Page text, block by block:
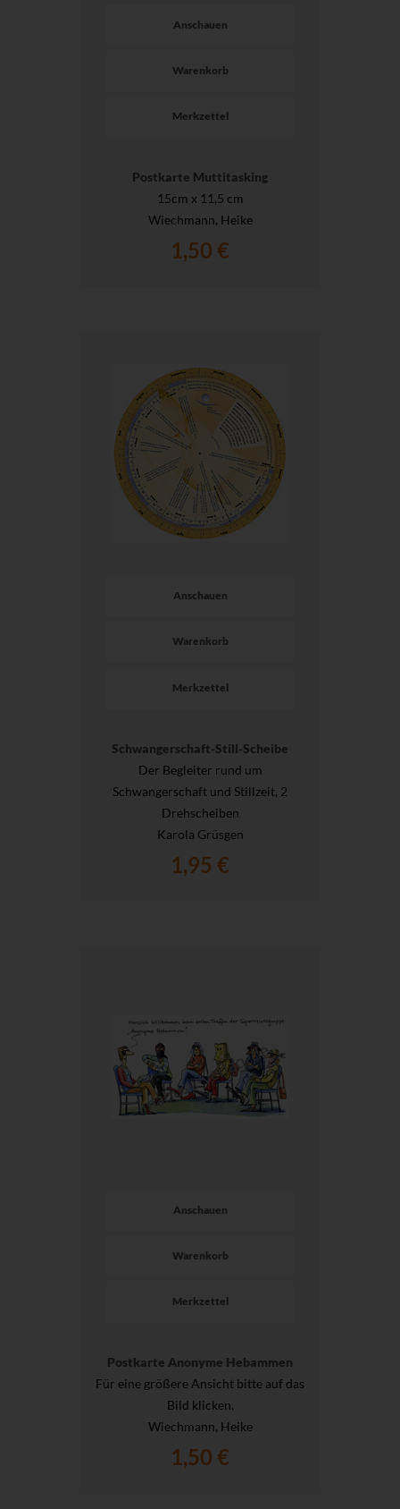
Anschauen
Warenkorb
Merkzettel
Postkarte Muttitasking
15cm x 11,5 cm
Wiechmann, Heike
1,50 €
Anschauen
Warenkorb
Merkzettel
Schwangerschaft-Still-Scheibe
Der Begleiter rund um
Schwangerschaft und Stillzeit, 2
Drehscheiben
Karola Grüsgen
1,95 €
Anschauen
Warenkorb
Merkzettel
Postkarte Anonyme Hebammen
Für eine größere Ansicht bitte auf das
Bild klicken.
Wiechmann, Heike
1,50 €